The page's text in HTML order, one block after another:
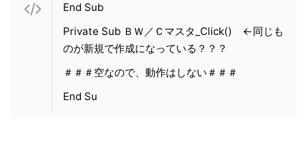
End Sub
Private Sub ＢＷ／Ｃマスタ_Click() ←同じも
のが新規で作成になっている？？？
＃＃＃空なので、動作はしない＃＃＃
End Su